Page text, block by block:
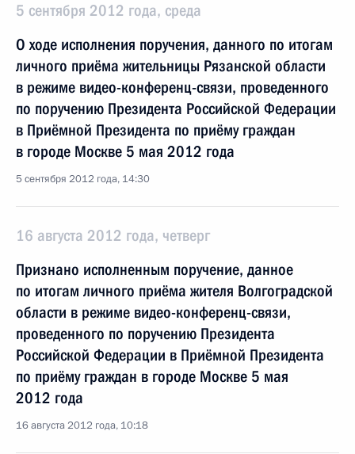
5 сентября 2012 года, среда
О ходе исполнения поручения, данного по итогам
личного приёма жительницы Рязанской области
в режиме видео-конференц-связи, проведенного
по поручению Президента Российской Федерации
в Приёмной Президента по приёму граждан
в городе Москве 5 мая 2012 года
5 сентября 2012 года, 14:30
16 августа 2012 года, четверг
Признано исполненным поручение, данное
по итогам личного приёма жителя Волгоградской
области в режиме видео-конференц-связи,
проведенного по поручению Президента
Российской Федерации в Приёмной Президента
по приёму граждан в городе Москве 5 мая
2012 года
16 августа 2012 года, 10:18